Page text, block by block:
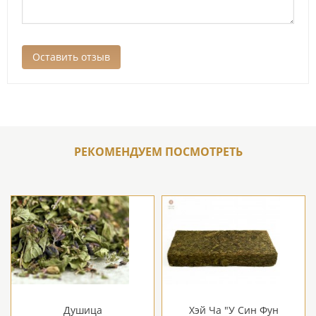
РЕКОМЕНДУЕМ ПОСМОТРЕТЬ
Душица Хэй Ча "У Син Фун